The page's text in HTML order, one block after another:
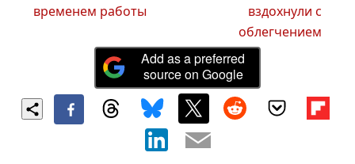
временем работы
вздохнули с
облегчением
Add as a preferred
source on Google